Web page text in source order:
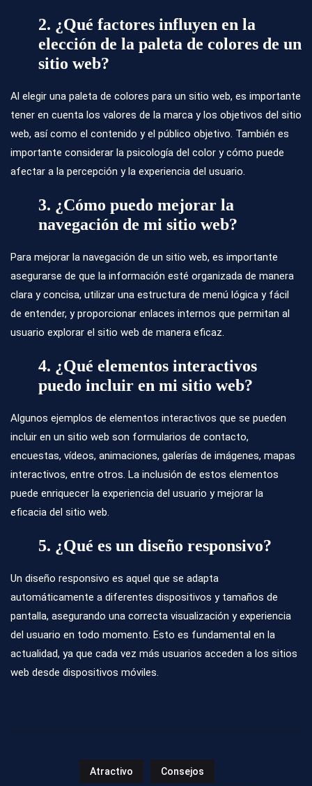
2. ¿Qué factores influyen en la
elección de la paleta de colores de un
sitio web?
Al elegir una paleta de colores para un sitio web, es importante
tener en cuenta los valores de la marca y los objetivos del sitio
web, así como el contenido y el público objetivo. También es
importante considerar la psicología del color y cómo puede
afectar a la percepción y la experiencia del usuario.
3. ¿Cómo puedo mejorar la
navegación de mi sitio web?
Para mejorar la navegación de un sitio web, es importante
asegurarse de que la información esté organizada de manera
clara y concisa, utilizar una estructura de menú lógica y fácil
de entender, y proporcionar enlaces internos que permitan al
usuario explorar el sitio web de manera eficaz.
4. ¿Qué elementos interactivos
puedo incluir en mi sitio web?
Algunos ejemplos de elementos interactivos que se pueden
incluir en un sitio web son formularios de contacto,
encuestas, vídeos, animaciones, galerías de imágenes, mapas
interactivos, entre otros. La inclusión de estos elementos
puede enriquecer la experiencia del usuario y mejorar la
eficacia del sitio web.
5. ¿Qué es un diseño responsivo?
Un diseño responsivo es aquel que se adapta
automáticamente a diferentes dispositivos y tamaños de
pantalla, asegurando una correcta visualización y experiencia
del usuario en todo momento. Esto es fundamental en la
actualidad, ya que cada vez más usuarios acceden a los sitios
web desde dispositivos móviles.
Atractivo Consejos